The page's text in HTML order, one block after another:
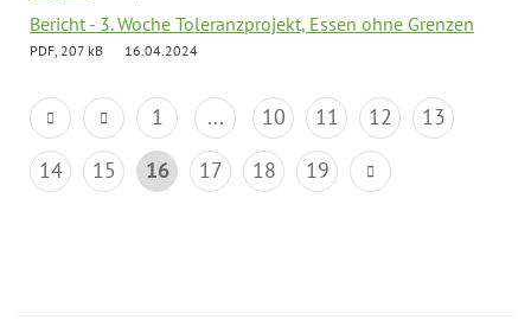
Bericht - 3. Woche Toleranzprojekt, Essen ohne Grenzen
PDF, 207 kB 16.04.2024
1 ... 10 11 12
13
14
15 16 17 18 19